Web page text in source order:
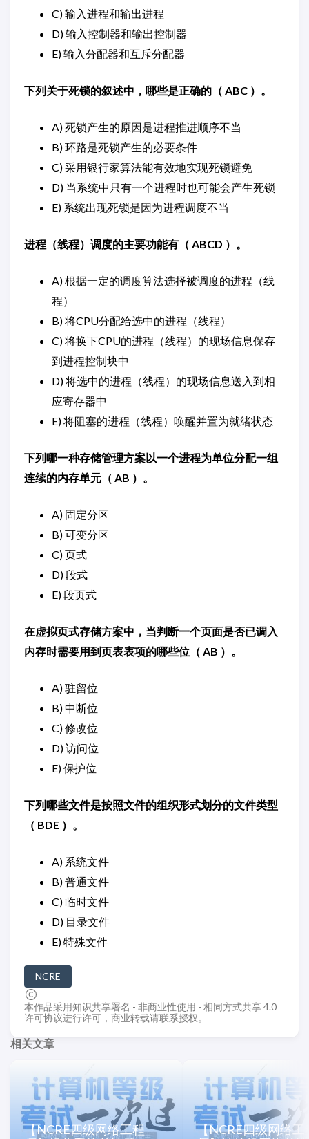
C) 输入进程和输出进程
D) 输入控制器和输出控制器
E) 输入分配器和互斥分配器
下列关于死锁的叙述中，哪些是正确的（ ABC ）。
A) 死锁产生的原因是进程推进顺序不当
B) 环路是死锁产生的必要条件
C) 采用银行家算法能有效地实现死锁避免
D) 当系统中只有一个进程时也可能会产生死锁
E) 系统出现死锁是因为进程调度不当
进程（线程）调度的主要功能有（ ABCD ）。
A) 根据一定的调度算法选择被调度的进程（线
程）
B) 将CPU分配给选中的进程（线程）
C) 将换下CPU的进程（线程）的现场信息保存
到进程控制块中
D) 将选中的进程（线程）的现场信息送入到相
应寄存器中
E) 将阻塞的进程（线程）唤醒并置为就绪状态
下列哪一种存储管理方案以一个进程为单位分配一组
连续的内存单元（ AB ）。
A) 固定分区
B) 可变分区
C) 页式
D) 段式
E) 段页式
在虚拟页式存储方案中，当判断一个页面是否已调入
内存时需要用到页表表项的哪些位（ AB ）。
A) 驻留位
B) 中断位
C) 修改位
D) 访问位
E) 保护位
下列哪些文件是按照文件的组织形式划分的文件类型
（ BDE ）。
A) 系统文件
B) 普通文件
C) 临时文件
D) 目录文件
E) 特殊文件
NCRE
本作品采用知识共享署名 - 非商业性使用 - 相同方式共享 4.0
许可协议进行许可，商业转载请联系授权。
相关文章
【NCRE四级网络工程
【NCRE四级网络工